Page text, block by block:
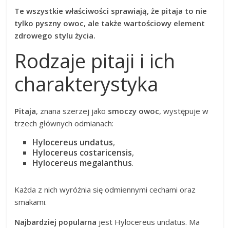
Te wszystkie właściwości sprawiają, że pitaja to nie
tylko pyszny owoc, ale także wartościowy element
zdrowego stylu życia.
Rodzaje pitaji i ich
charakterystyka
Pitaja, znana szerzej jako smoczy owoc, występuje w
trzech głównych odmianach:
Hylocereus undatus,
Hylocereus costaricensis,
Hylocereus megalanthus.
Każda z nich wyróżnia się odmiennymi cechami oraz
smakami.
Najbardziej popularna jest Hylocereus undatus. Ma